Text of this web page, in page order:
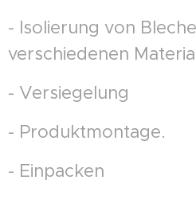
- Isolierung von
verschiedenen
- Versiegelung
- Produktmontage.
- Einpacken